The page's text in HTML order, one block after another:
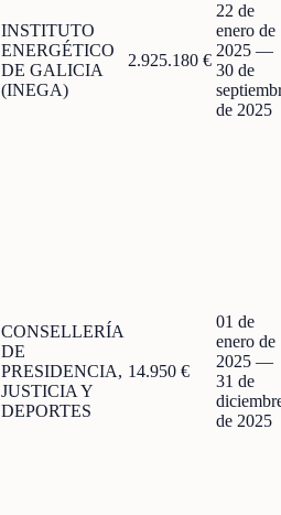
INSTITUTO
ENERGÉTICO
DE GALICIA
(INEGA)
2.925.180 €
22 de
enero de
2025 —
30 de
de 2025
CONSELLERÍA
DE
PRESIDENCIA,
JUSTICIA Y
DEPORTES
14.950 €
01 de
enero de
2025 —
31 de
de 2025